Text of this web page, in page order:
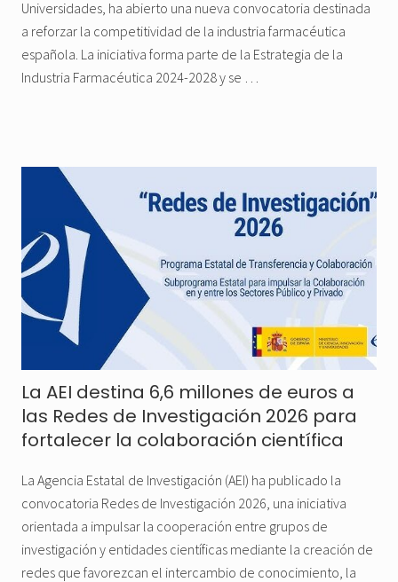
Universidades, ha abierto una nueva convocatoria destinada
a reforzar la competitividad de la industria farmacéutica
española. La iniciativa forma parte de la Estrategia de la
Industria Farmacéutica 2024-2028 y se …
La AEI destina 6,6 millones de euros a
las Redes de Investigación 2026 para
fortalecer la colaboración científica
La Agencia Estatal de Investigación (AEI) ha publicado la
convocatoria Redes de Investigación 2026, una iniciativa
orientada a impulsar la cooperación entre grupos de
investigación y entidades científicas mediante la creación de
redes que favorezcan el intercambio de conocimiento, la